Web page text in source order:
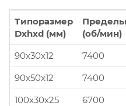
Типоразмер
Dxhxd (мм)
(об/мин)
90x30x12
7400
90x50x12
7400
100x30x25
6700